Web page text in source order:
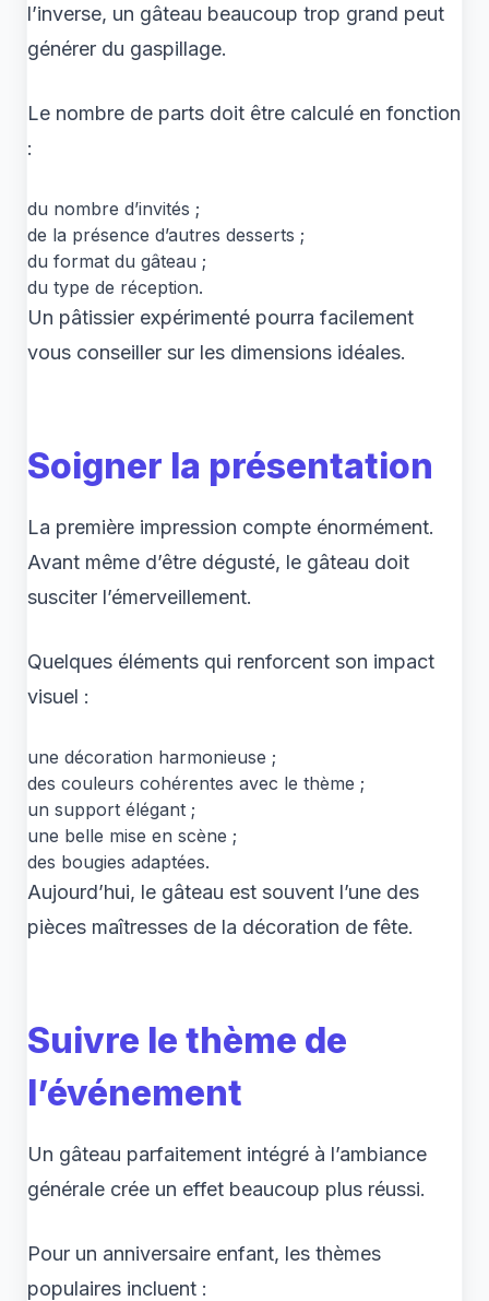
l’inverse, un gâteau beaucoup trop grand peut
générer du gaspillage.
Le nombre de parts doit être calculé en fonction
:
du nombre d’invités ;
de la présence d’autres desserts ;
du format du gâteau ;
du type de réception.
Un pâtissier expérimenté pourra facilement
vous conseiller sur les dimensions idéales.
Soigner la présentation
La première impression compte énormément.
Avant même d’être dégusté, le gâteau doit
susciter l’émerveillement.
Quelques éléments qui renforcent son impact
visuel :
une décoration harmonieuse ;
des couleurs cohérentes avec le thème ;
un support élégant ;
une belle mise en scène ;
des bougies adaptées.
Aujourd’hui, le gâteau est souvent l’une des
pièces maîtresses de la décoration de fête.
Suivre le thème de
l’événement
Un gâteau parfaitement intégré à l’ambiance
générale crée un effet beaucoup plus réussi.
Pour un anniversaire enfant, les thèmes
populaires incluent :